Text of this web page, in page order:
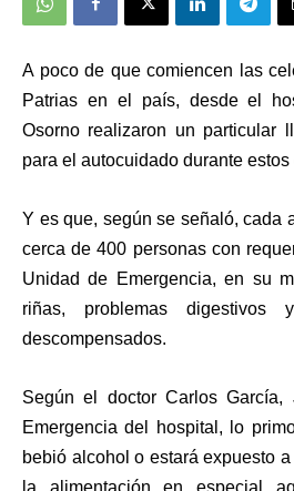
A poco de que comiencen las
Patrias en el país, desde el
Osorno realizaron un particular
para el autocuidado durante estos
Y es que, según se señaló, cada
cerca de 400 personas con
Unidad de Emergencia, en su
riñas, problemas digestivos
descompensados.
Según el doctor Carlos
Emergencia del hospital, lo
bebió alcohol o estará expuesto
la alimentación en especial